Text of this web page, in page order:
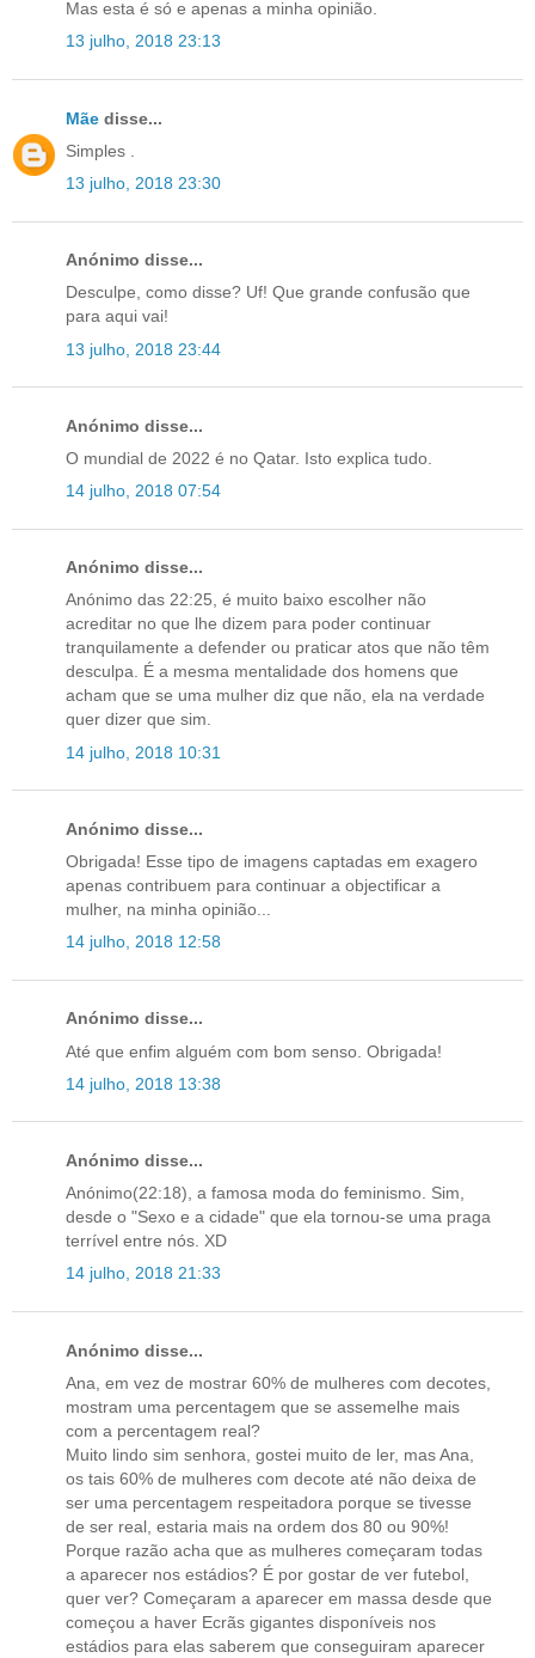
Mas esta é só e apenas a minha opinião.
13 julho, 2018 23:13
Mãe disse...
Simples .
13 julho, 2018 23:30
Anónimo disse...
Desculpe, como disse? Uf! Que grande confusão que
para aqui vai!
13 julho, 2018 23:44
Anónimo disse...
O mundial de 2022 é no Qatar. Isto explica tudo.
14 julho, 2018 07:54
Anónimo disse...
Anónimo das 22:25, é muito baixo escolher não
acreditar no que lhe dizem para poder continuar
tranquilamente a defender ou praticar atos que não têm
desculpa. É a mesma mentalidade dos homens que
acham que se uma mulher diz que não, ela na verdade
quer dizer que sim.
14 julho, 2018 10:31
Anónimo disse...
Obrigada! Esse tipo de imagens captadas em exagero
apenas contribuem para continuar a objectificar a
mulher, na minha opinião...
14 julho, 2018 12:58
Anónimo disse...
Até que enfim alguém com bom senso. Obrigada!
14 julho, 2018 13:38
Anónimo disse...
Anónimo(22:18), a famosa moda do feminismo. Sim,
desde o "Sexo e a cidade" que ela tornou-se uma praga
terrível entre nós. XD
14 julho, 2018 21:33
Anónimo disse...
Ana, em vez de mostrar 60% de mulheres com decotes,
mostram uma percentagem que se assemelhe mais
com a percentagem real?
Muito lindo sim senhora, gostei muito de ler, mas Ana,
os tais 60% de mulheres com decote até não deixa de
ser uma percentagem respeitadora porque se tivesse
de ser real, estaria mais na ordem dos 80 ou 90%!
Porque razão acha que as mulheres começaram todas
a aparecer nos estádios? É por gostar de ver futebol,
quer ver? Começaram a aparecer em massa desde que
começou a haver Ecrãs gigantes disponíveis nos
estádios para elas saberem que conseguiram aparecer